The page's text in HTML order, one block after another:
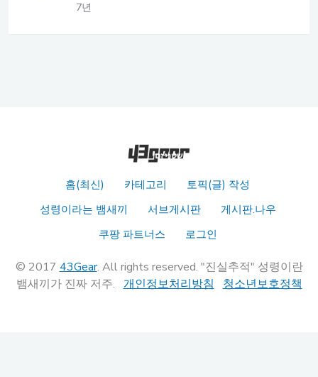
7년
홈(최신) 카테고리
토픽(글) 작성
성령이라는 뱀새끼
서브게시판
게시판.나우
쿠팡 파트너스
로그인
© 2017 43Gear. All rights reserved. "진실추적" 성령이란
뱀새끼가 진짜 저주. 개인정보처리방침 청소년보호정책